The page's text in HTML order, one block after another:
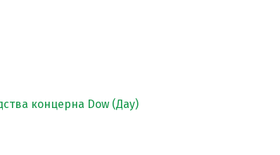
концерна Dow (Дау)